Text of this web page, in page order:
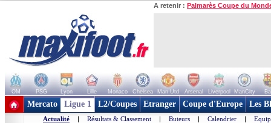
A retenir : Palmarès Coupe du
OM PSG Lyon Lille Monaco Chelsea Man Utd Arsenal Liverpool ManCity
+ de clubs
Mercato Ligue 1 L2/Coupes Etranger Coupe d'Europe Les
Actualité | Résultats & Classement | Buteurs | Calendrier |